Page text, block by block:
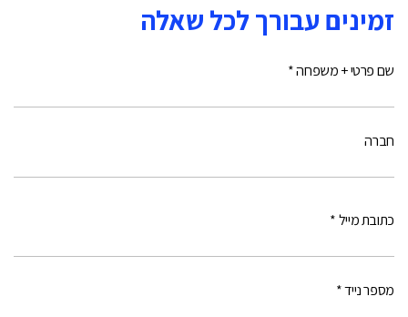
זמינים עבורך לכל שאלה
שם פרטי + משפחה *
חברה
כתובת מייל *
מספר נייד *